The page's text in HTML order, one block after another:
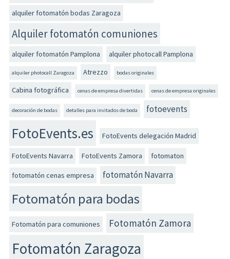
alquiler fotomatón bodas Zaragoza
Alquiler fotomatón comuniones
alquiler fotomatón Pamplona alquiler photocall Pamplona
alquiler photocall Zaragoza Atrezzo bodas originales
Cabina fotográfica cenas de empresa divertidas cenas de empresa originales
decoración de bodas detalles para invitados de boda fotoevents
FotoEvents.es FotoEvents delegación Madrid
FotoEvents Navarra FotoEvents Zamora fotomaton
fotomatón cenas empresa fotomatón Navarra
Fotomatón para bodas
Fotomatón para comuniones Fotomatón Zamora
Fotomatón Zaragoza